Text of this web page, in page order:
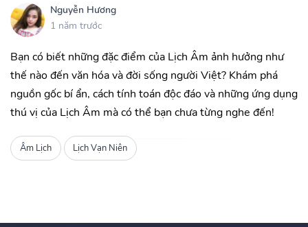
Nguyễn Hương
1 năm trước
Bạn có biết những đặc điểm của Lịch Âm ảnh hưởng như
thế nào đến văn hóa và đời sống người Việt? Khám phá
nguồn gốc bí ẩn, cách tính toán độc đáo và những ứng dụng
thú vị của Lịch Âm mà có thể bạn chưa từng nghe đến!
Âm Lịch Lịch Vạn Niên